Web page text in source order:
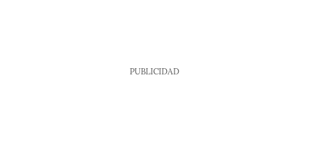
PUBLICIDAD